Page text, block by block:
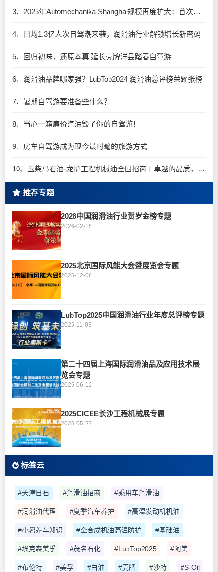
3、2025年Automechanika Shanghai规模再度扩大：首次启用国家会展中心（上海）全部15个展馆
4、日均1.3亿人次自驾潮来袭，润滑油行业解锁增长新密码​
5、回归初味，还原本真 延长壳牌洋县踏春自驾游
6、润滑油品牌哪家强？LubTop2024 润滑油总评榜荣耀张榜
7、暑期自驾游要准备些什么？
8、当心一箱廉价汽油毁了你的自驾游！
9、房车自驾游成为现今最时髦的旅游方式
10、玉柴马石油-龙护工程机械油全国招商丨卓越的品质，专业的品牌！
推荐专题
2026中国润滑油行业贺岁金榜专题
2026-02-15
2025北京国际风能大会暨展览会专题
2025-12-06
LubTop2025中国润滑油行业年度总评榜专题
2025-11-03
第二十四届上海国际润滑油品及应用技术展
览会专题
2025-06-12
2025CICEE长沙工程机械展专题
2025-05-27
标签云
#天津日石 #润滑油招商 #乘用车润滑油
#润滑油代理 #夏季汽车养护 #高温发动机机油
#小暑养车知识 #全合成机油高温防护 #基础油
#埃克森美孚 #茂名石化 #LubTop2025 #阿美
#布伦特 #美孚 #白油 #壳牌 #沙特 #S-Oil